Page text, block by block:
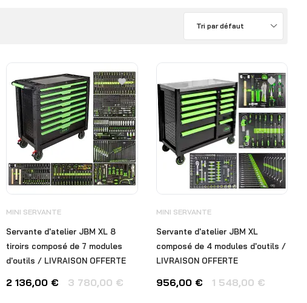
Tri par défaut
MINI SERVANTE
Servante d'atelier JBM XL 8
tiroirs composé de 7 modules
d'outils / LIVRAISON OFFERTE
3 780,00 €
2 136,00 €
MINI SERVANTE
Servante d'atelier JBM XL
composé de 4 modules d'outils /
LIVRAISON OFFERTE
1 548,00 €
956,00 €